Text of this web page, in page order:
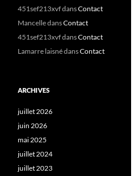
451sef213xvfdansContact
MancelledansContact
451sef213xvfdansContact
Lamarre laisnédansContact
ARCHIVES
juillet 2026
juin 2026
mai 2025
juillet 2024
juillet 2023